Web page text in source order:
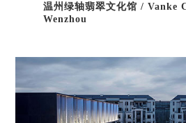
温州绿轴翡翠文化馆 / Vanke
Wenzhou